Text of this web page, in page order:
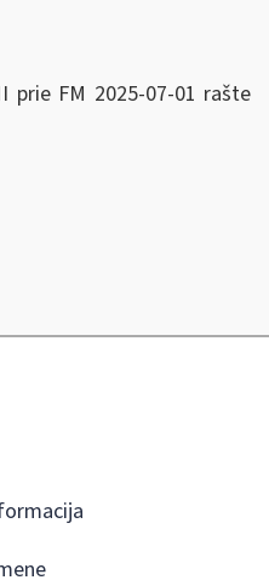
prie FM 2025-07-01 rašte